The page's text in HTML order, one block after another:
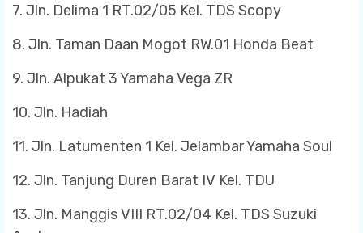
7. Jln. Delima 1 RT.02/05 Kel. TDS Scopy
8. Jln. Taman Daan Mogot RW.01 Honda Beat
9. Jln. Alpukat 3 Yamaha Vega ZR
10. Jln. Hadiah
11. Jln. Latumenten 1 Kel. Jelambar Yamaha Soul
12. Jln. Tanjung Duren Barat IV Kel. TDU
13. Jln. Manggis VIII RT.02/04 Kel. TDS Suzuki